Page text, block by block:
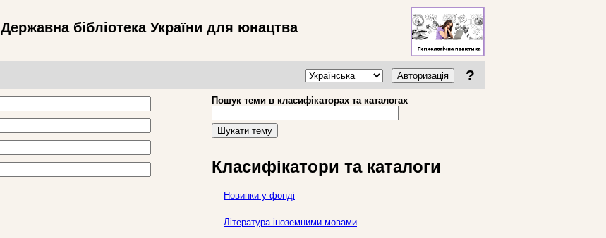
Державна бібліотека України для юнацтва
Авторизація ?
Пошук теми в класифікаторах та каталогах
Шукати тему
Класифікатори та каталоги
Новинки у фонді
Література іноземними мовами